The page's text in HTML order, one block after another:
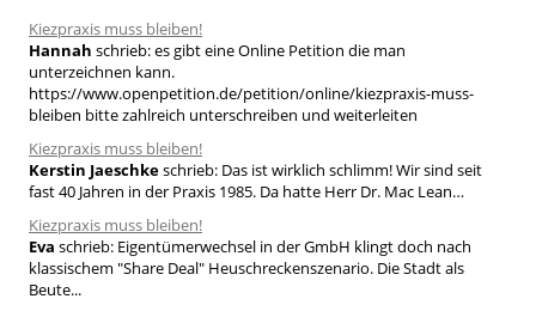
n
n
a
c
h
:
Kiezpraxis muss bleiben!
Hannah schrieb:es gibt eine Online Petition die man
unterzeichnen kann.
https://www.openpetition.de/petition/online/kiezpraxis-muss-
bleiben bitte zahlreich unterschreiben und weiterleiten
Kiezpraxis muss bleiben!
Kerstin Jaeschkeschrieb: Das ist wirklich schlimm! Wir sind seit
fast 40 Jahren in der Praxis 1985. Da hatte Herr Dr. Mac Lean…
Kiezpraxis muss bleiben!
Eva schrieb: Eigentümerwechsel in der GmbH klingt doch nach
klassischem "Share Deal" Heuschreckenszenario. Die Stadt als
Beute...